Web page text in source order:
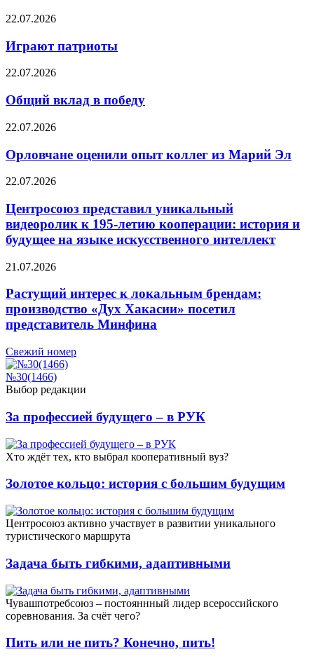
22.07.2026
Играют патриоты
22.07.2026
Общий вклад в победу
22.07.2026
Орловчане оценили опыт коллег из Марий Эл
22.07.2026
Центросоюз представил уникальный
видеоролик к 195-летию кооперации: история и
будущее на языке искусственного интеллект
21.07.2026
Растущий интерес к локальным брендам:
производство «Дух Хакасии» посетил
представитель Минфина
Свежий номер
№30(1466)
Выбор редакции
За профессией будущего – в РУК
Xто ждёт тех, кто выбрал кооперативный вуз?
Золотое кольцо: история с большим будущим
Центросоюз активно участвует в развитии уникального
туристического маршрута
Задача быть гибкими, адаптивными
Чувашпотребсоюз – постояннный лидер всероссийского
соревнования. За счёт чего?
Пить или не пить? Конечно, пить!